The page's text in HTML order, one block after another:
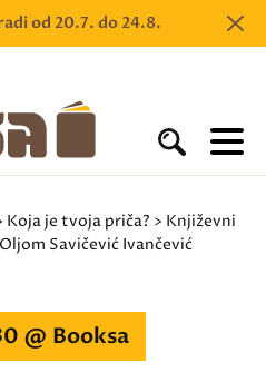
od 20.7. do 24.8.
Koja je tvoja priča? > Književni
Savičević Ivančević
@ Booksa